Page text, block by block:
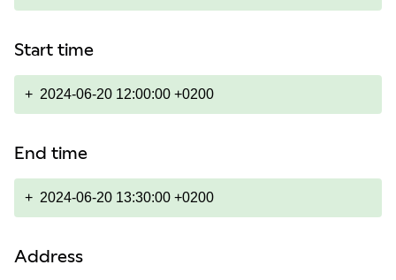
Start time
+ 2024-06-20 12:00:00 +0200
End time
+ 2024-06-20 13:30:00 +0200
Address